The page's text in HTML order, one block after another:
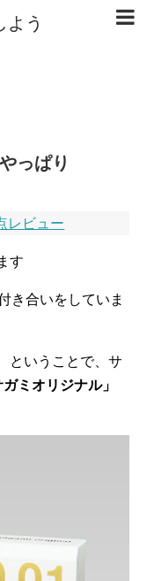
よう
っぱり
レビュー
す
き合いをしていま
ということで、サ
ガミオリジナル」